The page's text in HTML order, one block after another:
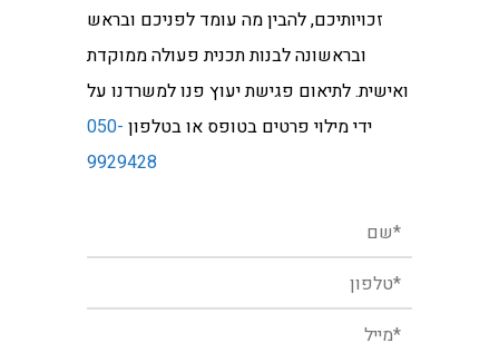
זכויותיכם, להבין מה עומד לפניכם ובראש
ובראשונה לבנות תכנית פעולה ממוקדת
ואישית. לתיאום פגישת יעוץ פנו למשרדנו על
ידי מילוי פרטים בטופס או בטלפון 050-
9929428